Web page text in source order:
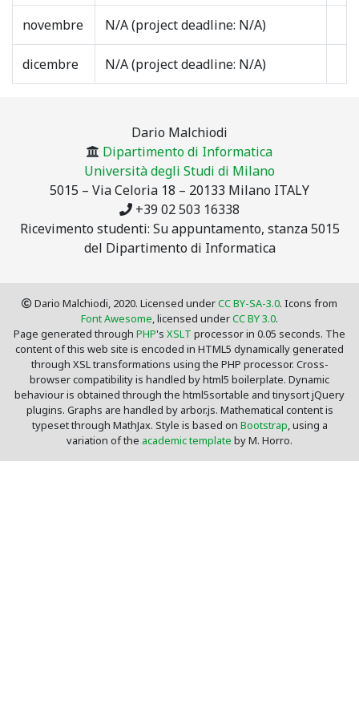
novembre N/A (project deadline: N/A)
dicembre N/A (project deadline: N/A)
Dario Malchiodi
Dipartimento di Informatica
Università degli Studi di Milano
5015 – Via Celoria 18 – 20133 Milano ITALY
+39 02 503 16338
Ricevimento studenti: Su appuntamento, stanza 5015
del Dipartimento di Informatica
Dario Malchiodi, 2020. Licensed underCC BY-SA-3.0. Icons from
Font Awesome, licensed underCC BY 3.0.
Page generated through PHP's XSLT processor in 0.05 seconds. The
content of this web site is encoded in HTML5 dynamically generated
through XSL transformations using the PHP processor. Cross-
browser compatibility is handled by html5 boilerplate. Dynamic
behaviour is obtained through the html5sortable and tinysort jQuery
plugins. Graphs are handled by arbor.js. Mathematical content is
typeset through MathJax. Style is based on Bootstrap, using a
variation of the academic template by M. Horro.